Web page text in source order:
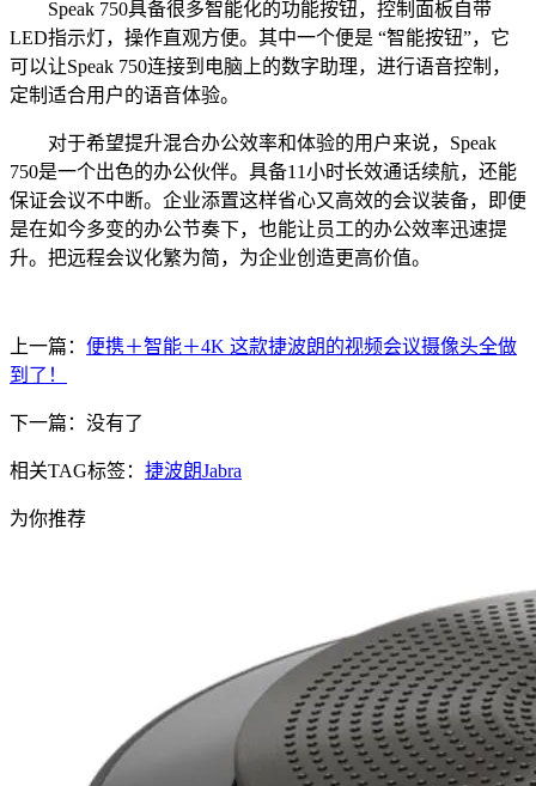
Speak 750具备很多智能化的功能按钮，控制面板自带
LED指示灯，操作直观方便。其中一个便是 “智能按钮”，它
可以让Speak 750连接到电脑上的数字助理，进行语音控制，
定制适合用户的语音体验。
对于希望提升混合办公效率和体验的用户来说，Speak
750是一个出色的办公伙伴。具备11小时长效通话续航，还能
保证会议不中断。企业添置这样省心又高效的会议装备，即便
是在如今多变的办公节奏下，也能让员工的办公效率迅速提
升。把远程会议化繁为简，为企业创造更高价值。
上一篇： 便携＋智能＋4K 这款捷波朗的视频会议摄像头全做
到了！
下一篇：没有了
相关TAG标签： 捷波朗Jabra
为你推荐